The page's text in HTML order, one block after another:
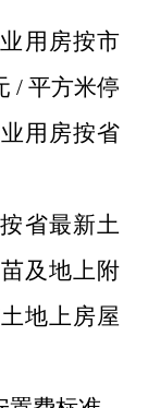
用房按市
/ 平方米停
用房按省
省最新土
及地上附
地上房屋